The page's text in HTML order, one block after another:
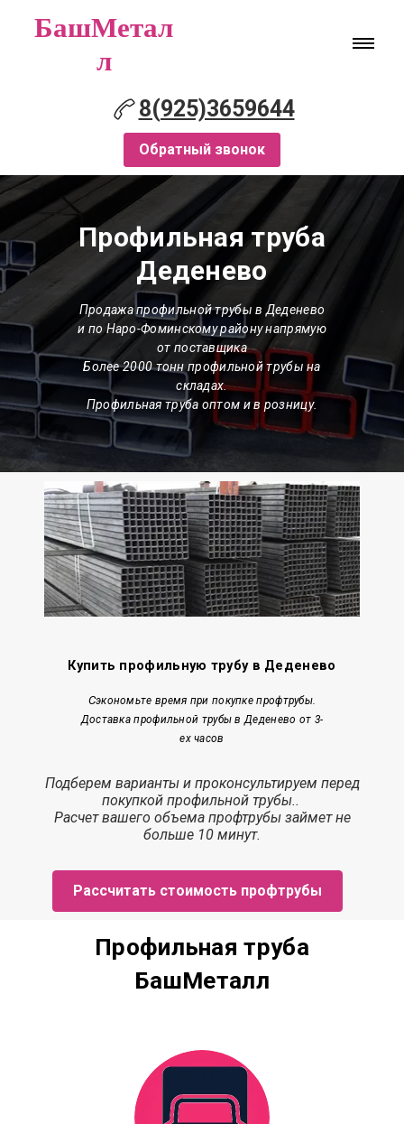
БашМетал
л
8(925)3659644
Обратный звонок
Профильная труба
Деденево
Продажа профильной трубы в Деденево
и по Наро-Фоминскому району напрямую
от поставщика
Более 2000 тонн профильной трубы на
складах.
Профильная труба оптом и в розницу.
Купить профильную трубу в Деденево
Сэкономьте время при покупке профтрубы.
Доставка профильной трубы в Деденево от 3-
ех часов
Подберем варианты и проконсультируем перед
покупкой профильной трубы..
Расчетвашего объема профтрубы займетне
больше 10 минут.
Рассчитать стоимость профтрубы
Профильная труба
БашМеталл